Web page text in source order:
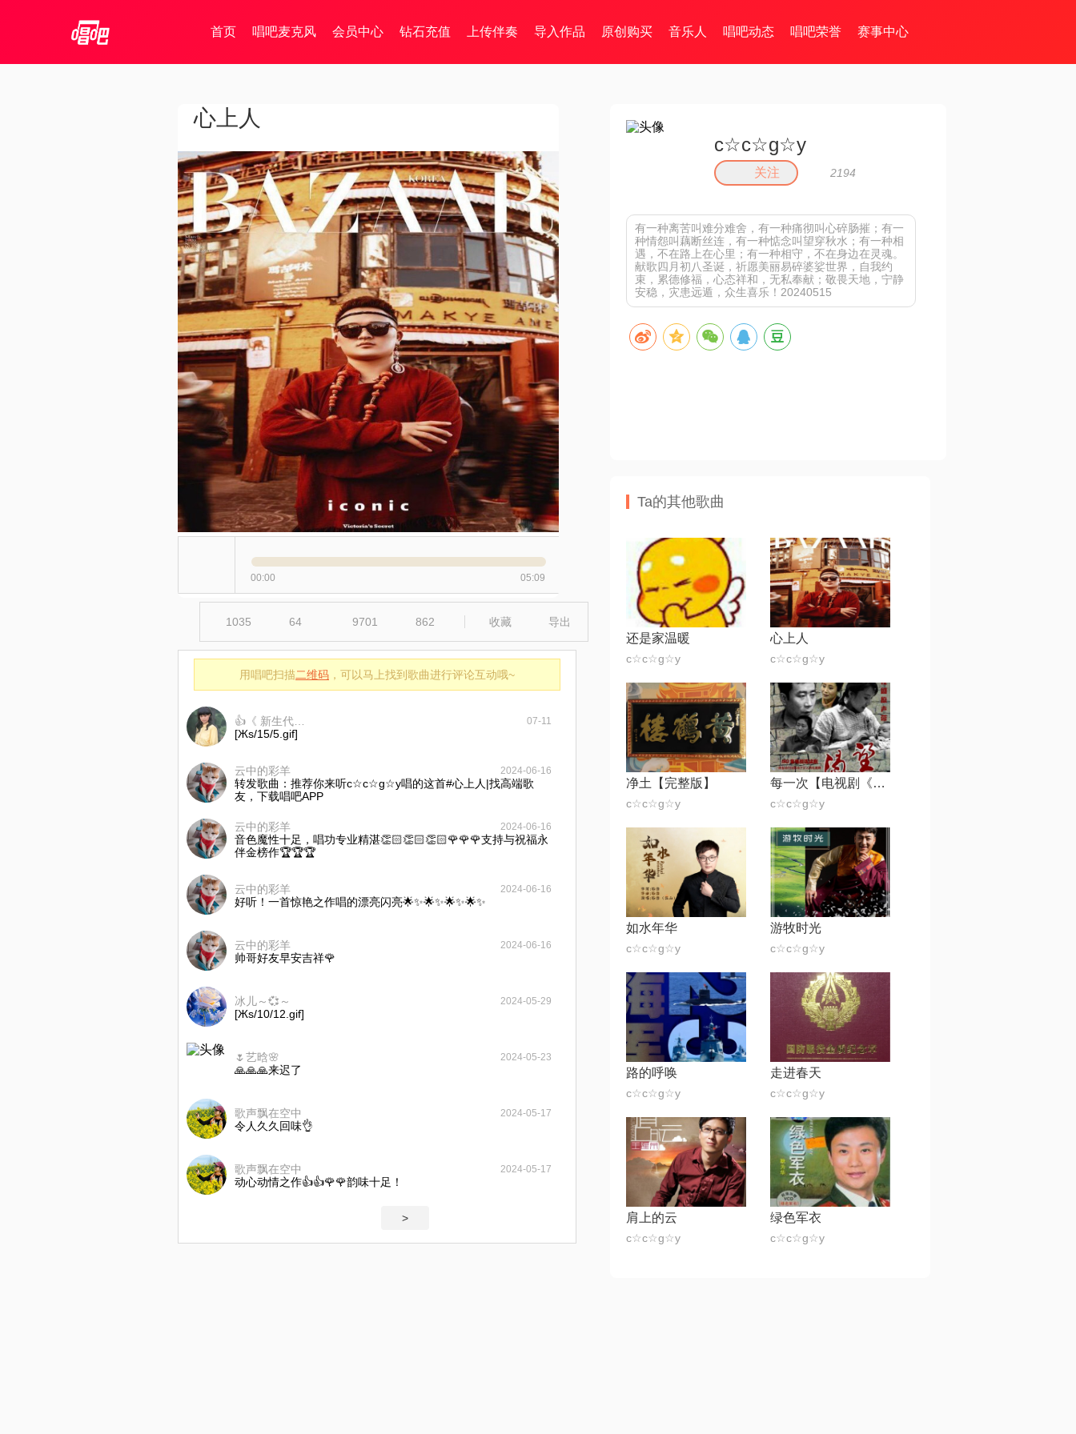
首页 唱吧麦克风 会员中心 钻石充值 上传伴奏 导入作品 原创购买 音乐人 唱吧动态 唱吧荣誉 赛事中心
心上人
00:00 05:09
1035 64 9701 862 收藏 导出
用唱吧扫描二维码 ，可以马上找到歌曲进行评论互动哦~
07-11
[Жs/15/5.gif]
云中的彩羊 2024-06-16
转发歌曲：推荐你来听c☆c☆g☆y唱的这首#心上人|找高端歌
友，下载唱吧APP
云中的彩羊 2024-06-16
音色魔性十足，唱功专业精湛👏🏻👏🏻👏🏻🌹🌹🌹支持与祝福永
伴金榜作🏆🏆🏆
云中的彩羊 2024-06-16
好听！一首惊艳之作唱的漂亮闪亮🌟✨🌟✨🌟✨🌟✨
云中的彩羊 2024-06-16
帅哥好友早安吉祥🌹
冰儿～💞～ 2024-05-29
[Жs/10/12.gif]
🌷艺晗🌸 2024-05-23
🙏🙏🙏来迟了
歌声飘在空中 2024-05-17
令人久久回味👌
歌声飘在空中 2024-05-17
动心动情之作👍👍🌹🌹韵味十足！
>
c☆c☆g☆y
关注 2194
有一种离苦叫难分难舍，有一种痛彻叫心碎肠摧；有一
种情怨叫藕断丝连，有一种惦念叫望穿秋水；有一种相
遇，不在路上在心里；有一种相守，不在身边在灵魂。
献歌四月初八圣诞，祈愿美丽易碎婆娑世界，自我约
束，累德修福，心态祥和，无私奉献；敬畏天地，宁静
安稳，灾患远遁，众生喜乐！20240515
Ta的其他歌曲
还是家温暖
c☆c☆g☆y
心上人
c☆c☆g☆y
净土【完整版】
c☆c☆g☆y
每一次【电视剧《渴望》插曲】
c☆c☆g☆y
如水年华
c☆c☆g☆y
游牧时光
c☆c☆g☆y
路的呼唤
c☆c☆g☆y
走进春天
c☆c☆g☆y
肩上的云
c☆c☆g☆y
绿色军衣
c☆c☆g☆y